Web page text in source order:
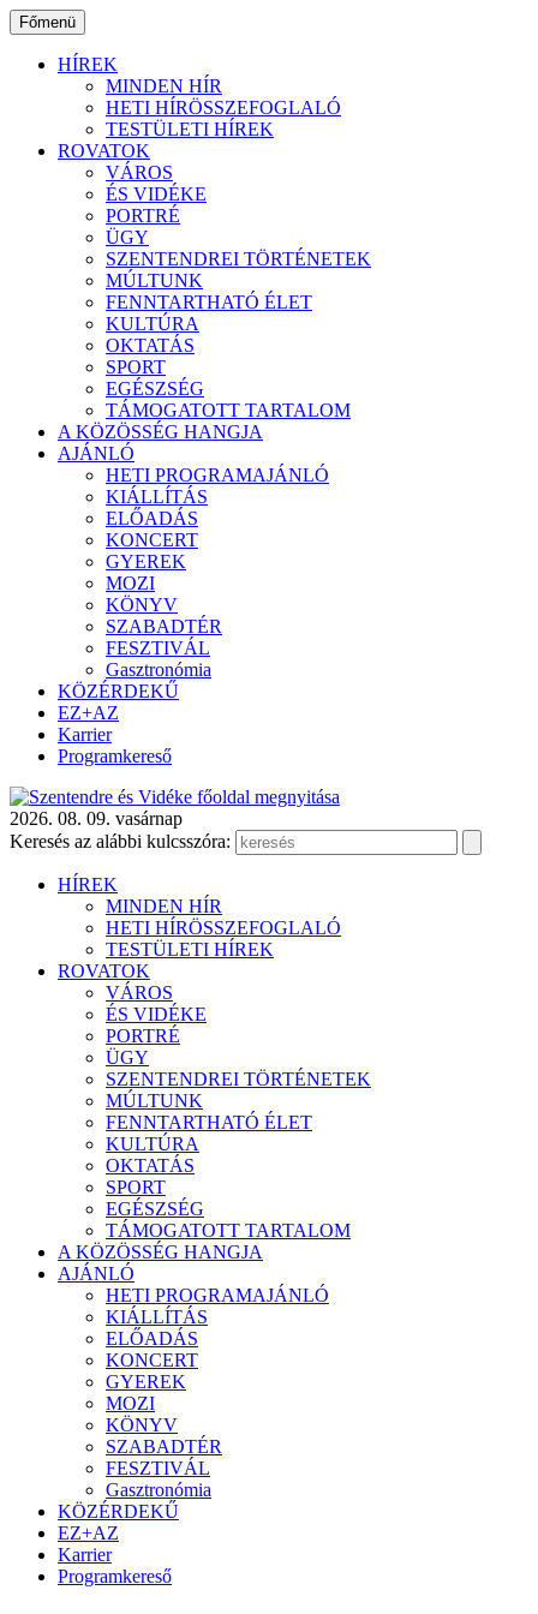
Ugrás
a
tartalomhoz
Főmenü
HÍREK
MINDEN HÍR
HETI HÍRÖSSZEFOGLALÓ
TESTÜLETI HÍREK
ROVATOK
VÁROS
ÉS VIDÉKE
PORTRÉ
ÜGY
SZENTENDREI TÖRTÉNETEK
MÚLTUNK
FENNTARTHATÓ ÉLET
KULTÚRA
OKTATÁS
SPORT
EGÉSZSÉG
TÁMOGATOTT TARTALOM
A KÖZÖSSÉG HANGJA
AJÁNLÓ
HETI PROGRAMAJÁNLÓ
KIÁLLÍTÁS
ELŐADÁS
KONCERT
GYEREK
MOZI
KÖNYV
SZABADTÉR
FESZTIVÁL
Gasztronómia
KÖZÉRDEKŰ
EZ+AZ
Karrier
Programkereső
2026. 08. 09. vasárnap
Keresés az alábbi kulcsszóra:
HÍREK
MINDEN HÍR
HETI HÍRÖSSZEFOGLALÓ
TESTÜLETI HÍREK
ROVATOK
VÁROS
ÉS VIDÉKE
PORTRÉ
ÜGY
SZENTENDREI TÖRTÉNETEK
MÚLTUNK
FENNTARTHATÓ ÉLET
KULTÚRA
OKTATÁS
SPORT
EGÉSZSÉG
TÁMOGATOTT TARTALOM
A KÖZÖSSÉG HANGJA
AJÁNLÓ
HETI PROGRAMAJÁNLÓ
KIÁLLÍTÁS
ELŐADÁS
KONCERT
GYEREK
MOZI
KÖNYV
SZABADTÉR
FESZTIVÁL
Gasztronómia
KÖZÉRDEKŰ
EZ+AZ
Karrier
Programkereső